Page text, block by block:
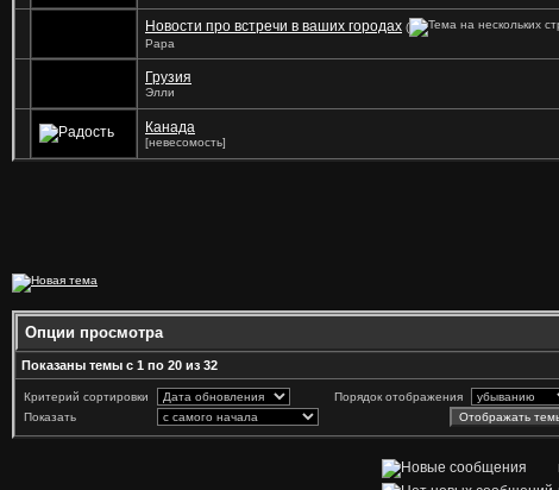
Новости про встречи в ваших городах (
Papa
Грузия
Элли
Канада
[невесомость]
Опции просмотра
Показаны темы с 1 по 20 из 32
Критерий сортировки
Порядок отображения
Показать